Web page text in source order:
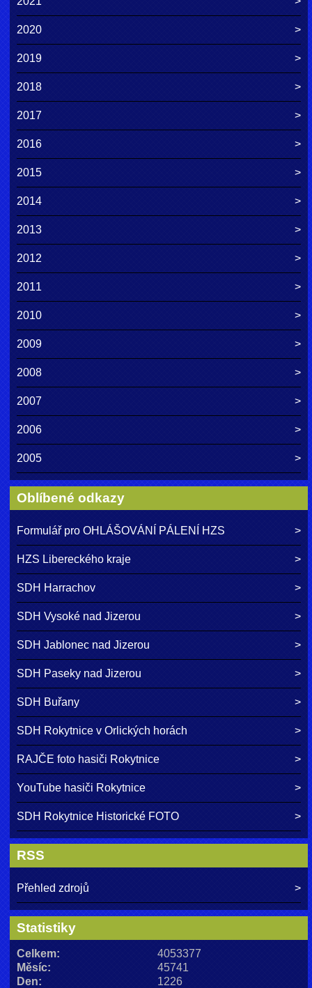
2020
2019
2018
2017
2016
2015
2014
2013
2012
2011
2010
2009
2008
2007
2006
2005
Oblíbené odkazy
Formulář pro OHLÁŠOVÁNÍ PÁLENÍ HZS
HZS Libereckého kraje
SDH Harrachov
SDH Vysoké nad Jizerou
SDH Jablonec nad Jizerou
SDH Paseky nad Jizerou
SDH Buřany
SDH Rokytnice v Orlických horách
RAJČE foto hasiči Rokytnice
YouTube hasiči Rokytnice
SDH Rokytnice Historické FOTO
RSS
Přehled zdrojů
Statistiky
Celkem:
4053377
Měsíc:
45741
Den:
1226